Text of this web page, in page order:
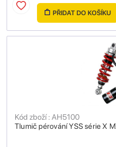
PŘIDAT DO KOŠÍKU
Tlumič pérování YSS série X
Kód zboží : AH5100